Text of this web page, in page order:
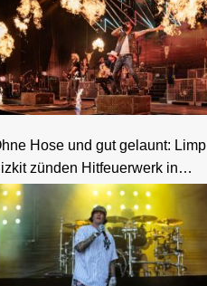
Hose und gut gelaunt: Limp
zünden Hitfeuerwerk in